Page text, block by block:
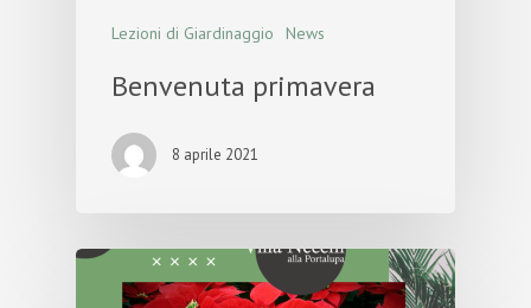
Lezioni di Giardinaggio News
Benvenuta primavera
8 aprile 2021